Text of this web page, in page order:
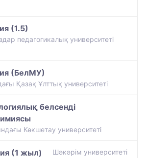
(1.5)
педагогикалық университеті
(БелМУ)
Қазақ Ұлттық университеті
белсенді
Көкшетау университетi
(1 жыл) Шәкәрім университеті